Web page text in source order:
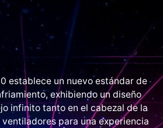
establece un nuevo estándar de
exhibiendo un diseño
infinito tanto en el cabezal de la
para una experiencia